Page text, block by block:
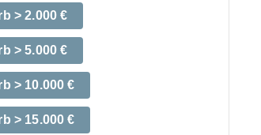
> 2.000 €
> 5.000 €
> 10.000 €
> 15.000 €